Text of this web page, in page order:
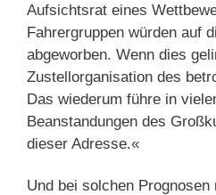
Aufsichtsrat eines
Fahrergruppen würden auf
abgeworben. Wenn dies
Zustellorganisation des
Das wiederum führe in
Beanstandungen des
dieser Adresse.«
Und bei solchen